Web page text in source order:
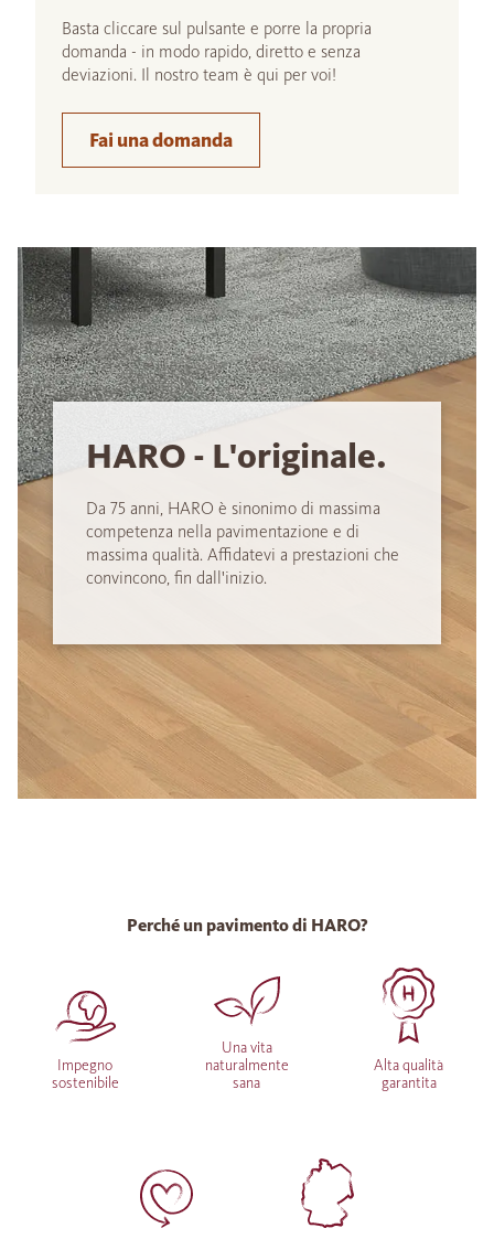
Basta cliccare sul pulsante e porre la propria
domanda - in modo rapido, diretto e senza
deviazioni. Il nostro team è qui per voi!
Fai una domanda
HARO - L'originale.
Da 75 anni, HARO è sinonimo di massima
competenza nella pavimentazione e di
massima qualità. Affidatevi a prestazioni che
convincono, fin dall'inizio.
Perché un pavimento di HARO?
Impegno
sostenibile
Una vita
naturalmente
sana
Alta qualità
garantita